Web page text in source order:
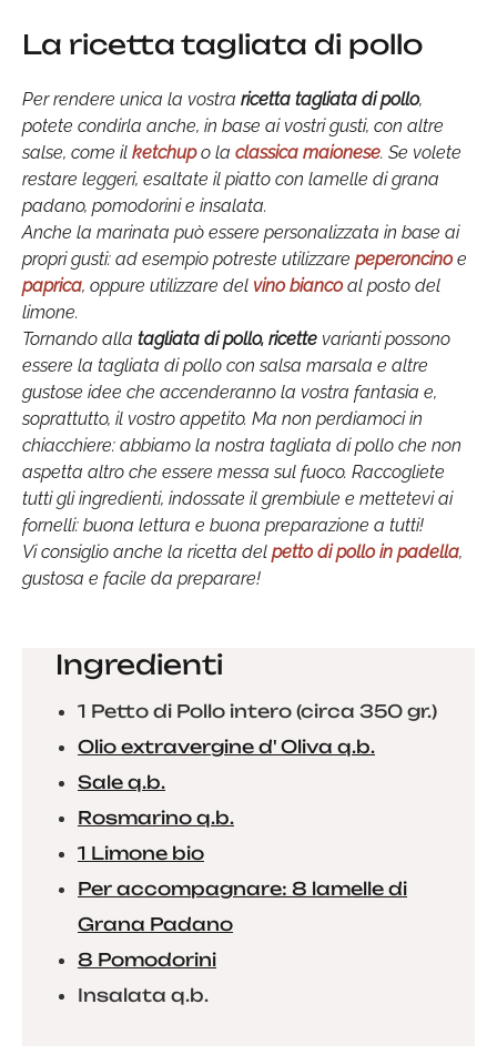
La ricetta tagliata di pollo
Per rendere unica la vostra ricetta tagliata di pollo,
potete condirla anche, in base ai vostri gusti, con altre
salse, come il ketchupo la classica maionese. Se volete
restare leggeri, esaltate il piatto con lamelle di grana
padano, pomodorini e insalata.
Anche la marinata può essere personalizzata in base ai
propri gusti: ad esempio potreste utilizzare peperoncinoe
paprica, oppure utilizzare del vino biancoal posto del
limone.
Tornando alla tagliata di pollo, ricette varianti possono
essere la tagliata di pollo con salsa marsala e altre
gustose idee che accenderanno la vostra fantasia e,
soprattutto, il vostro appetito. Ma non perdiamoci in
chiacchiere: abbiamo la nostra tagliata di pollo che non
aspetta altro che essere messa sul fuoco. Raccogliete
tutti gli ingredienti, indossate il grembiule e mettetevi ai
fornelli: buona lettura e buona preparazione a tutti!
Vi consiglio anche la ricetta del petto di pollo in padella,
gustosa e facile da preparare!
Ingredienti
1 Petto di Pollo intero (circa 350 gr.)
Olio extravergine d' Oliva q.b.
Sale q.b.
Rosmarino q.b.
1 Limone bio
Per accompagnare: 8 lamelle di
Grana Padano
8 Pomodorini
Insalata q.b.